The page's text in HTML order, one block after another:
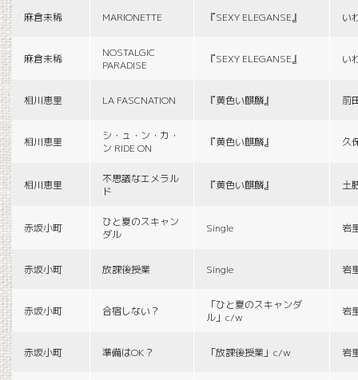
麻倉未稀 MARIONETTE 『SEXY ELEGANSE』 い
麻倉未稀
NOSTALGIC
PARADISE
『SEXY ELEGANSE』 い
相川恵里 LA FASCNATION 『黄色い麒麟』 前
相川恵里
シ・ュ・ン・カ・
ン RIDE ON
『黄色い麒麟』 久
相川恵里
不思議なエメラル
ド
『黄色い麒麟』 土
赤坂小町
ひと夏のスキャン
ダル
Single 岩
赤坂小町 放課後授業 Single 岩
赤坂小町 合宿しない？
「ひと夏のスキャンダ
ル」c/w
岩
赤坂小町 準備はOK？ 「放課後授業」c/w 岩